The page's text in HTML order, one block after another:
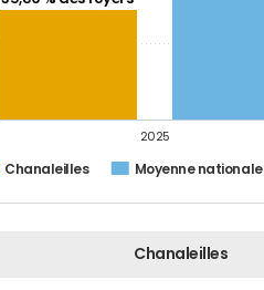
Chanaleilles Moyenne nationale
2025
Chanaleilles